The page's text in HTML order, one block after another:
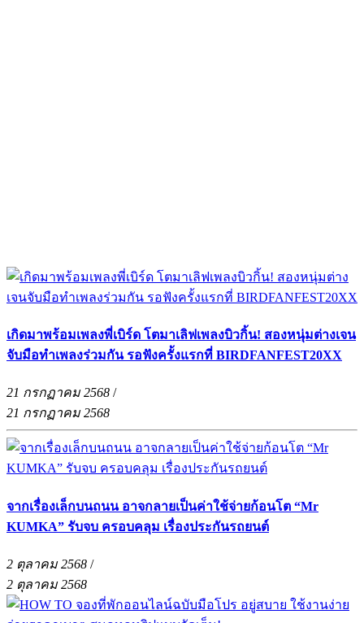
เกิดมาพร้อมเพลงพี่เบิร์ด โตมาเลิฟเพลงบิวกิ้น! สองหนุ่มต่างเจน
จับมือทำเพลงร่วมกัน รอฟังครั้งแรกที่ BIRDFANFEST20XX
21 กรกฏาคม 2568 /
21 กรกฏาคม 2568
จากเรื่องเล็กบนถนน อาจกลายเป็นค่าใช้จ่ายก้อนโต “Mr
KUMKA” รับจบ ครอบคลุม เรื่องประกันรถยนต์
2 ตุลาคม 2568 /
2 ตุลาคม 2568